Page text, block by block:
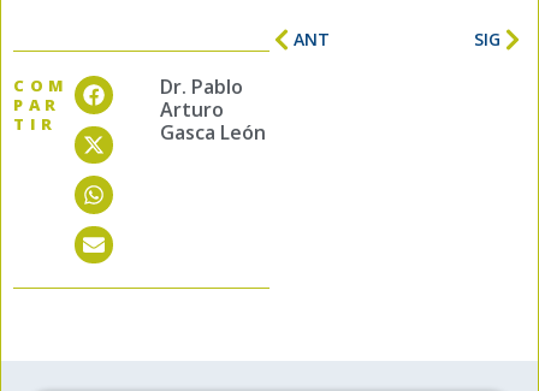
COM
PAR
TIR
Dr. Pablo
Arturo
Gasca León
ANT SIG